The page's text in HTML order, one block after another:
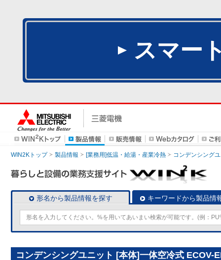
スマー
WIN2Kトップ 製品情報 [業務用]低温・給湯・産業冷熱 コンデンシング
形名から製品情報を探す キーワードから製品情
コンデンシングユニット [本体]一体空冷式 ECOV-